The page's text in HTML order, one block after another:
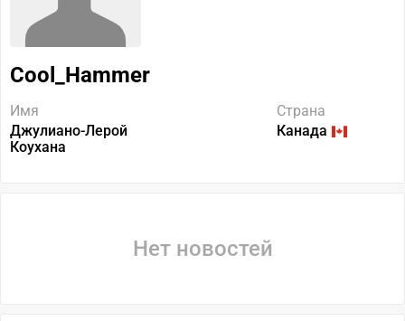
Cool_Hammer
Имя
Джулиано-Лерой
Коухана
Страна
Канада
Нет новостей